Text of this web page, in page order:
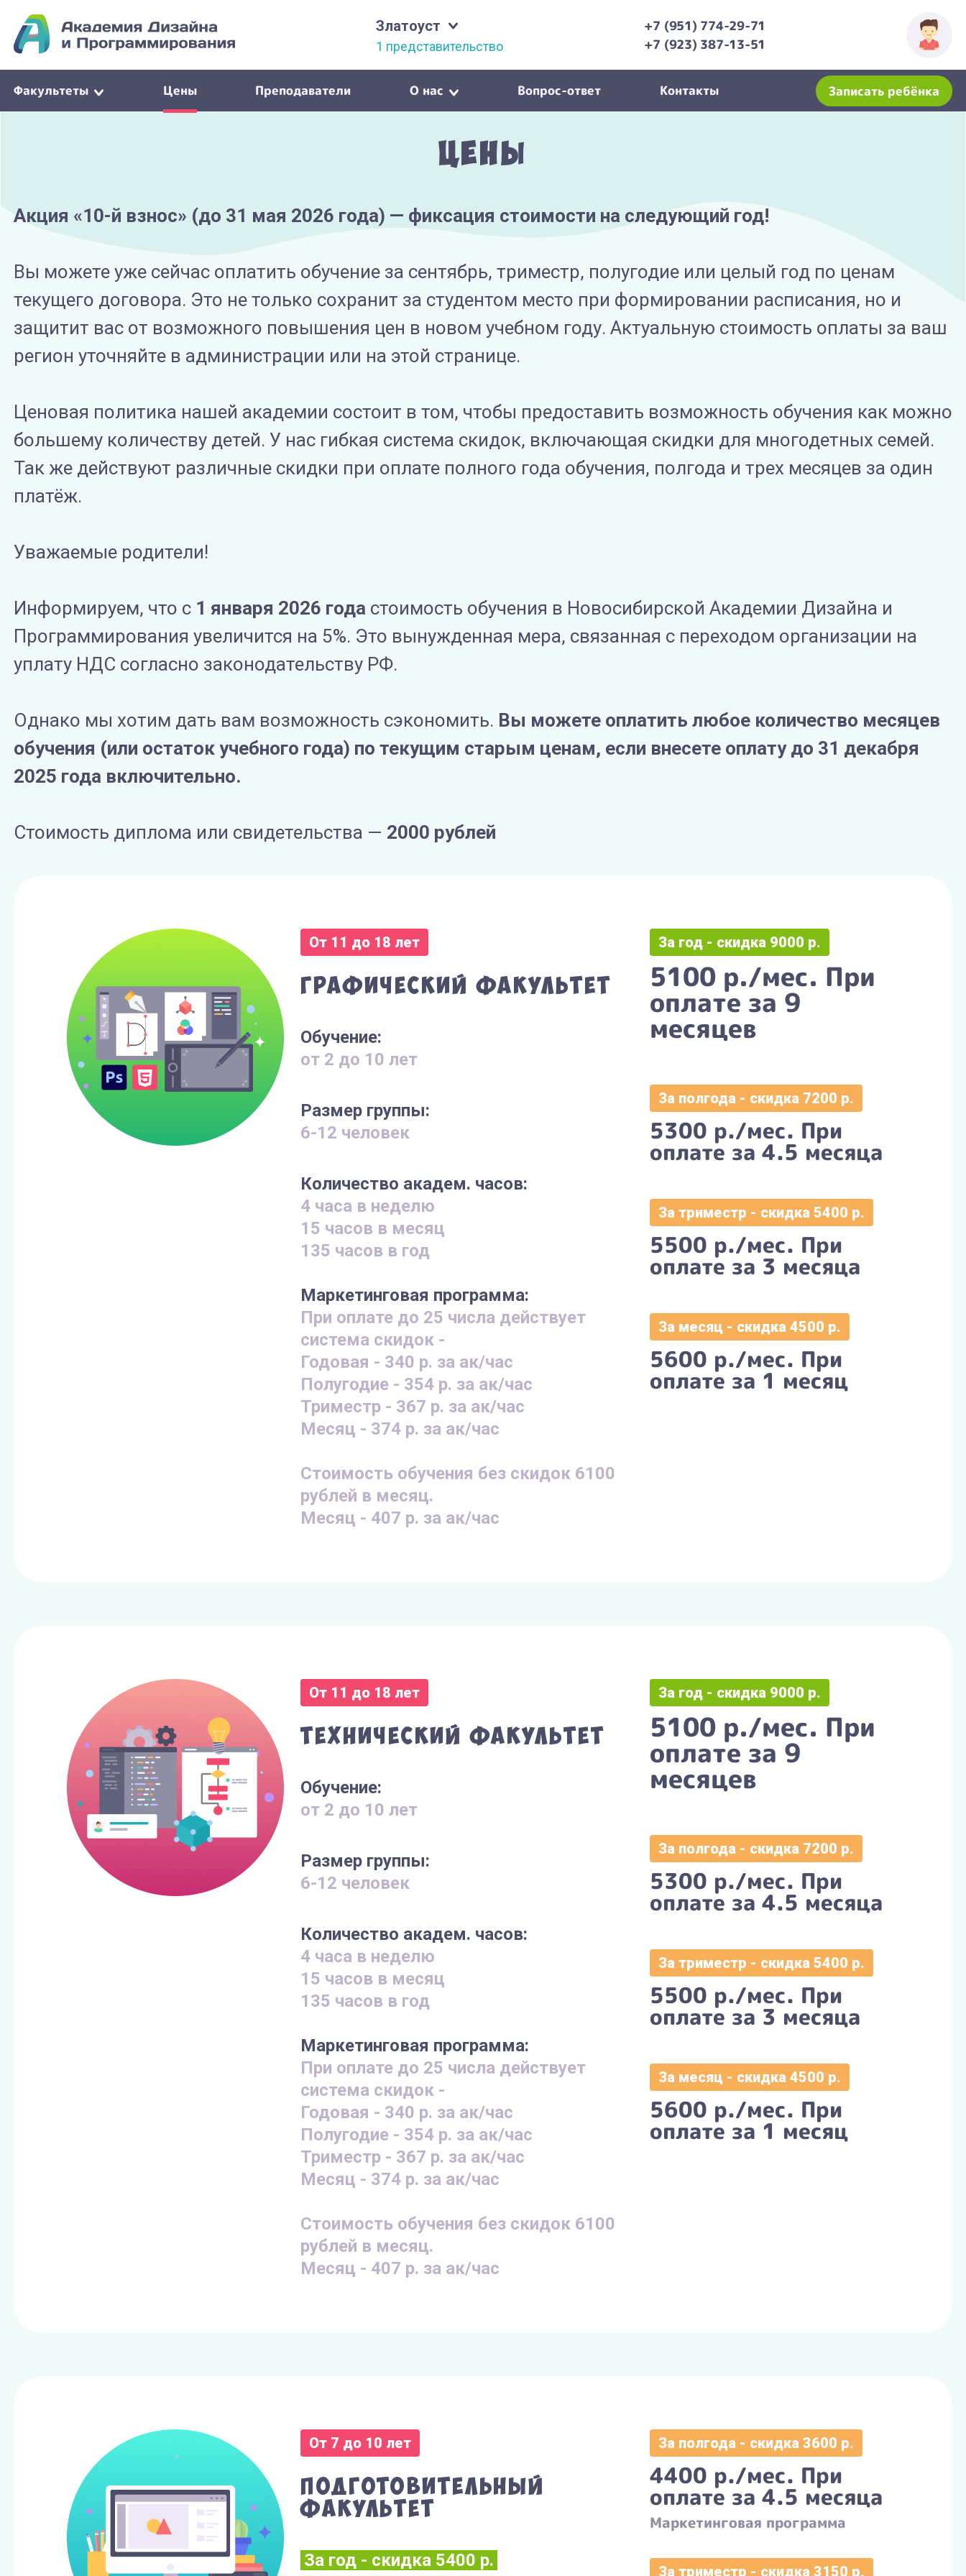
Златоуст
1 представительство
+7 (951) 774-29-71
+7 (923) 387-13-51
Факультеты Цены Преподаватели О нас Вопрос-ответ Контакты Записать ребёнка
Цены
Акция «10-й взнос» (до 31 мая 2026 года) — фиксация стоимости на следующий год!
Вы можете уже сейчас оплатить обучение за сентябрь, триместр, полугодие или целый год по ценам
текущего договора. Это не только сохранит за студентом место при формировании расписания, но и
защитит вас от возможного повышения цен в новом учебном году. Актуальную стоимость оплаты за ваш
регион уточняйте в администрации или на этой странице.
Ценовая политика нашей академии состоит в том, чтобы предоставить возможность обучения как можно
большему количеству детей. У нас гибкая система скидок, включающая скидки для многодетных семей.
Так же действуют различные скидки при оплате полного года обучения, полгода и трех месяцев за один
платёж.
Уважаемые родители!
Информируем, что с 1 января 2026 года стоимость обучения в Новосибирской Академии Дизайна и
Программирования увеличится на 5%. Это вынужденная мера, связанная с переходом организации на
уплату НДС согласно законодательству РФ.
Однако мы хотим дать вам возможность сэкономить. Вы можете оплатить любое количество месяцев
обучения (или остаток учебного года) по текущим старым ценам, если внесете оплату до 31 декабря
2025 года включительно.
Стоимость диплома или свидетельства — 2000 рублей
От 11 до 18 лет
Графический факультет
Обучение:
от 2 до 10 лет
Размер группы:
6-12 человек
Количество академ. часов:
4 часа в неделю
15 часов в месяц
135 часов в год
Маркетинговая программа:
При оплате до 25 числа действует
система скидок -
Годовая - 340 р. за ак/час
Полугодие - 354 р. за ак/час
Триместр - 367 р. за ак/час
Месяц - 374 р. за ак/час
Стоимость обучения без скидок 6100
рублей в месяц.
Месяц - 407 р. за ак/час
За год - скидка 9000 р.
5100 р./мес. При
оплате за 9
месяцев
За полгода - скидка 7200 р.
5300 р./мес. При
оплате за 4.5 месяца
За триместр - скидка 5400 р.
5500 р./мес. При
оплате за 3 месяца
За месяц - скидка 4500 р.
5600 р./мес. При
оплате за 1 месяц
От 11 до 18 лет
Технический факультет
Обучение:
от 2 до 10 лет
Размер группы:
6-12 человек
Количество академ. часов:
4 часа в неделю
15 часов в месяц
135 часов в год
Маркетинговая программа:
При оплате до 25 числа действует
система скидок -
Годовая - 340 р. за ак/час
Полугодие - 354 р. за ак/час
Триместр - 367 р. за ак/час
Месяц - 374 р. за ак/час
Стоимость обучения без скидок 6100
рублей в месяц.
Месяц - 407 р. за ак/час
За год - скидка 9000 р.
5100 р./мес. При
оплате за 9
месяцев
За полгода - скидка 7200 р.
5300 р./мес. При
оплате за 4.5 месяца
За триместр - скидка 5400 р.
5500 р./мес. При
оплате за 3 месяца
За месяц - скидка 4500 р.
5600 р./мес. При
оплате за 1 месяц
От 7 до 10 лет
Подготовительный
факультет
За год - скидка 5400 р.
За полгода - скидка 3600 р.
4400 р./мес. При
оплате за 4.5 месяца
Маркетинговая программа
За триместр - скидка 3150 р.